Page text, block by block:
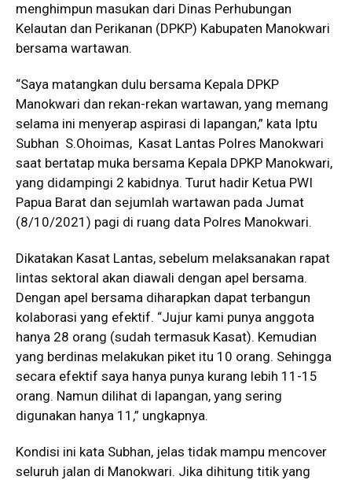
menghimpun masukan dari Dinas Perhubungan
Kelautan dan Perikanan (DPKP) Kabupaten Manokwari
bersama wartawan.
“Saya matangkan dulu bersama Kepala DPKP
Manokwari dan rekan-rekan wartawan, yang memang
selama ini menyerap aspirasi di lapangan,” kata Iptu
Subhan S.Ohoimas, Kasat Lantas Polres Manokwari
saat bertatap muka bersama Kepala DPKP Manokwari,
yang didampingi 2 kabidnya. Turut hadir Ketua PWI
Papua Barat dan sejumlah wartawan pada Jumat
(8/10/2021) pagi di ruang data Polres Manokwari.
Dikatakan Kasat Lantas, sebelum melaksanakan rapat
lintas sektoral akan diawali dengan apel bersama.
Dengan apel bersama diharapkan dapat terbangun
kolaborasi yang efektif. “Jujur kami punya anggota
hanya 28 orang (sudah termasuk Kasat). Kemudian
yang berdinas melakukan piket itu 10 orang. Sehingga
secara efektif saya hanya punya kurang lebih 11-15
orang. Namun dilihat di lapangan, yang sering
digunakan hanya 11,” ungkapnya.
Kondisi ini kata Subhan, jelas tidak mampu mencover
seluruh jalan di Manokwari. Jika dihitung titik yang